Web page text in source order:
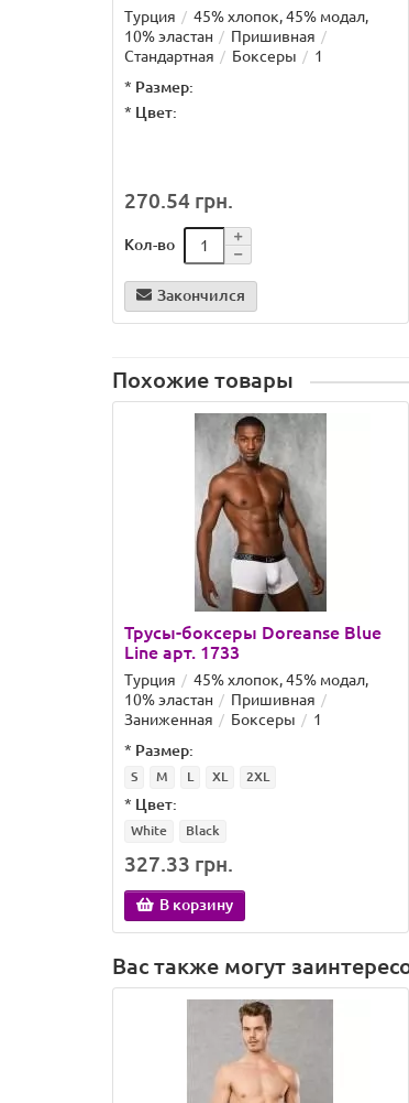
Турция
45% хлопок, 45% модал,
10% эластан
Пришивная
Стандартная
Боксеры
1
* Размер:
* Цвет:
270.54 грн.
Кол-во
Закончился
Похожие товары
Трусы-боксеры Doreanse Blue
Line арт. 1733
Турция
45% хлопок, 45% модал,
10% эластан
Пришивная
Заниженная
Боксеры
1
* Размер:
S M L XL 2XL
* Цвет:
White Black
327.33 грн.
В корзину
Вас также могут